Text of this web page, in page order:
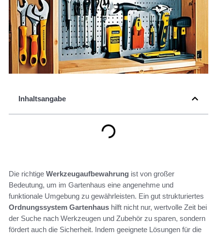
Inhaltsangabe
Die richtige Werkzeugaufbewahrung ist von großer
Bedeutung, um im Gartenhaus eine angenehme und
funktionale Umgebung zu gewährleisten. Ein gut strukturiertes
Ordnungssystem Gartenhaus hilft nicht nur, wertvolle Zeit bei
der Suche nach Werkzeugen und Zubehör zu sparen, sondern
fördert auch die Sicherheit. Indem geeignete Lösungen für die